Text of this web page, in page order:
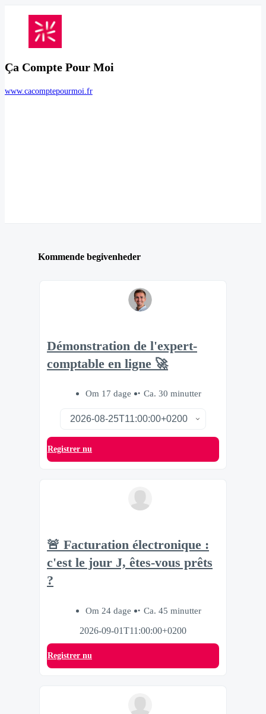
Ça Compte Pour Moi
www.cacomptepourmoi.fr
Kommende begivenheder
Démonstration de l'expert-
comptable en ligne 🚀
Om 17 dage Ca. 30 minutter
Registrer nu
🚨 Facturation électronique :
c'est le jour J, êtes-vous prêts
?
Om 24 dage
Ca. 45 minutter
2026-09-01T11:00:00+0200
Registrer nu